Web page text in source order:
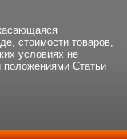
стоимости товаров,
условиях не
положениями Статьи